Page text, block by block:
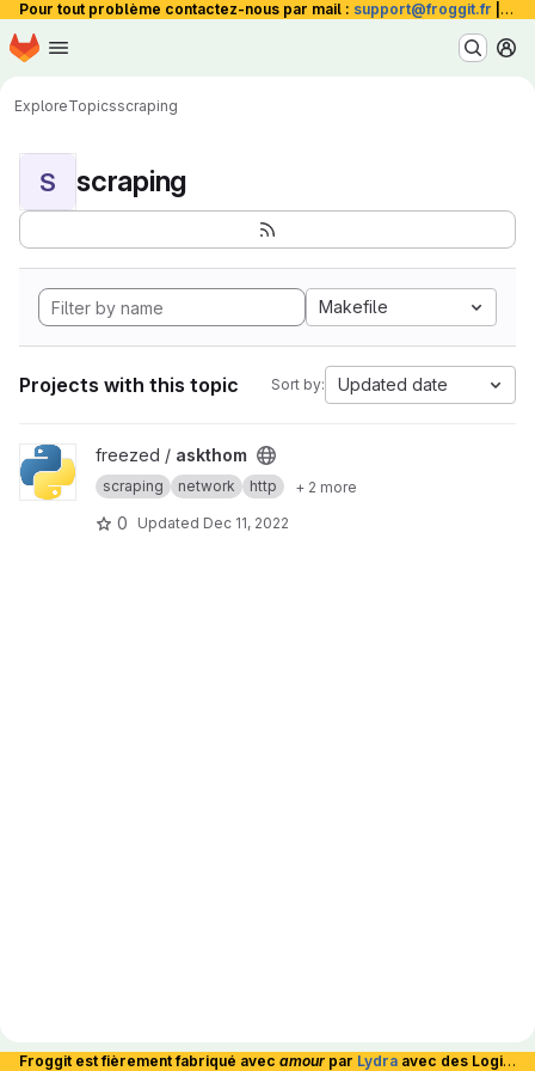
Pour tout problème contactez-nous par mail : support@froggit.fr La
Skip to main content
Homepage
ExploreTopicsscraping
S scraping
Makefile
Projects with this topic Sort by: Updated date
View askthom project
freezed / askthom
scraping network http + 2 more
0 Updated Dec 11, 2022
Froggit est fièrement fabriqué avec amour par Lydra avec des Logiciels Libres et hébergé en